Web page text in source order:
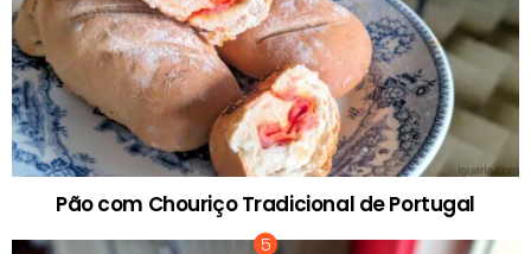
Pão com Chouriço Tradicional de Portugal